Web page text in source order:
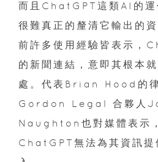
而且ChatGPT這類AI的運
很難真正的釐清它輸出的
前許多使用經驗皆表示，
的新聞連結，意即其根本
處。代表Brian Hood的
Gordon Legal 合夥人
Naughton也對媒體表示
ChatGPT無法為其資訊提